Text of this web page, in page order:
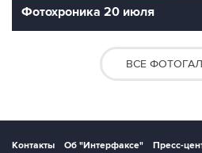
Фотохроника 20 июля
ВСЕ
Контакты Об "Интерфаксе" Пресс-